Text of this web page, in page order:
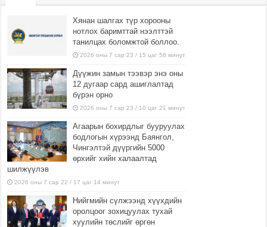
Хянан шалгах түр хорооны
нотлох баримттай нээлттэй
танилцах боломжтой боллоо.
2026 оны 7 сар 23 / 15 цаг 58 минут
Дүүжин замын тээвэр энэ оны
12 дугаар сард ашиглалтад
бүрэн орно
2026 оны 7 сар 23 / 10 цаг 21 минут
Агаарын бохирдлыг бууруулах
бодлогын хүрээнд Баянгол,
Чингэлтэй дүүргийн 5000
өрхийг хийн халаалтад
шилжүүлэв
2026 оны 7 сар 22 / 17 цаг 14 минут
Нийгмийн сүлжээнд хүүхдийн
оролцоог зохицуулах тухай
хуулийн төслийг өргөн